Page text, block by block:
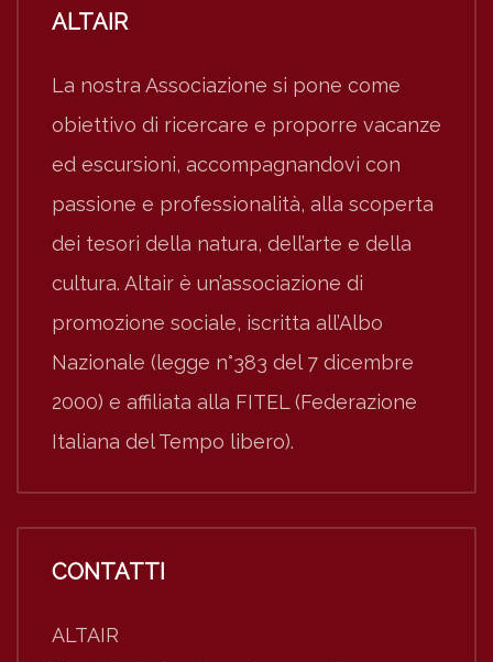
ALTAIR
La nostra Associazione si pone come
obiettivo di ricercare e proporre vacanze
ed escursioni, accompagnandovi con
passione e professionalità, alla scoperta
dei tesori della natura, dell’arte e della
cultura. Altair è un’associazione di
promozione sociale, iscritta all’Albo
Nazionale (legge n°383 del 7 dicembre
2000) e affiliata alla FITEL (Federazione
Italiana del Tempo libero).
CONTATTI
ALTAIR